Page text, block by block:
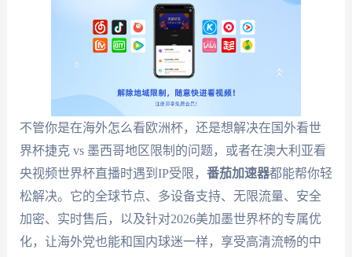
不管你是在海外怎么看欧洲杯，还是想解决在国外看世
界杯捷克 vs 墨西哥地区限制的问题，或者在澳大利亚看
央视频世界杯直播时遇到IP受限， 番茄加速器都能帮你轻
松解决。它的全球节点、多设备支持、无限流量、安全
加密、实时售后，以及针对2026美加墨世界杯的专属优
化，让海外党也能和国内球迷一样，享受高清流畅的中